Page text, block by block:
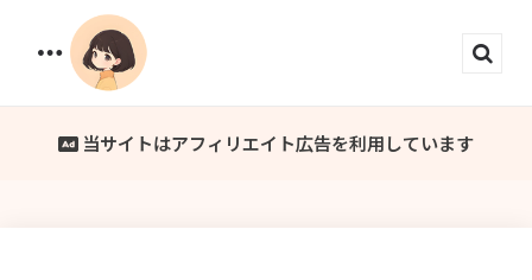
Menu
当サイトはアフィリエイト広告を利用しています